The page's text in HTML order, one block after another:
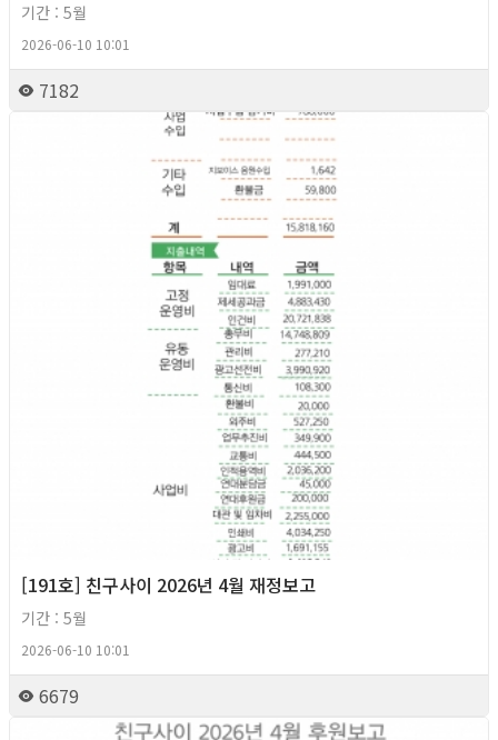
기간 : 5월
2026-06-10 10:01
7182
[191호] 친구사이 2026년 4월 재정보고
기간 : 5월
2026-06-10 10:01
6679